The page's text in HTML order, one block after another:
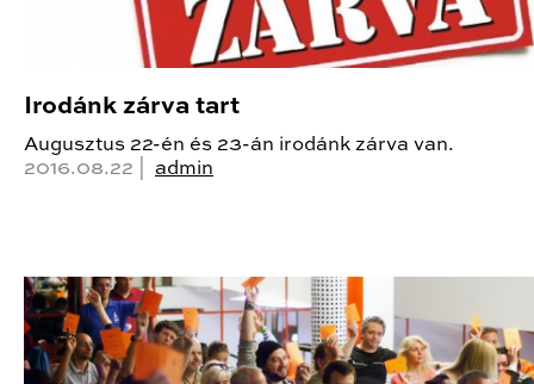
Irodánk zárva tart
Augusztus 22-én és 23-án irodánk zárva van.
2016.08.22 | admin